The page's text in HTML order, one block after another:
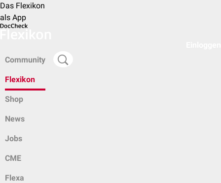
Das Flexikon
als App
Community
Flexikon
Shop
News
Jobs
CME
Flexa